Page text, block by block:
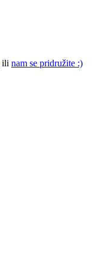
ili nam se pridružite :)